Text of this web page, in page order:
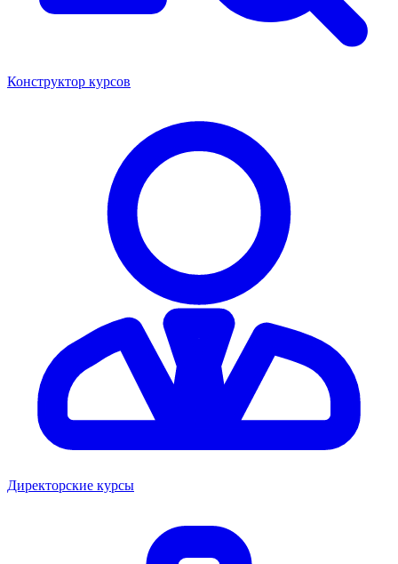
Конструктор курсов
Директорские курсы